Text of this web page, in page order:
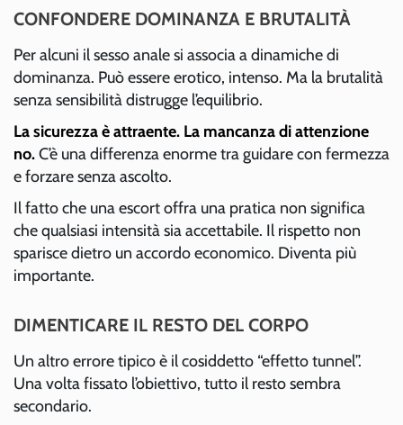
CONFONDERE DOMINANZA E BRUTALITÀ
Per alcuni il sesso anale si associa a dinamiche di
dominanza. Può essere erotico, intenso. Ma la brutalità
senza sensibilità distrugge l’equilibrio.
La sicurezza è attraente. La mancanza di attenzione
no.C’è una differenza enorme tra guidare con fermezza
e forzare senza ascolto.
Il fatto che una escort offra una pratica non significa
che qualsiasi intensità sia accettabile. Il rispetto non
sparisce dietro un accordo economico. Diventa più
importante.
DIMENTICARE IL RESTO DEL CORPO
Un altro errore tipico è il cosiddetto “effetto tunnel”.
Una volta fissato l’obiettivo, tutto il resto sembra
secondario.